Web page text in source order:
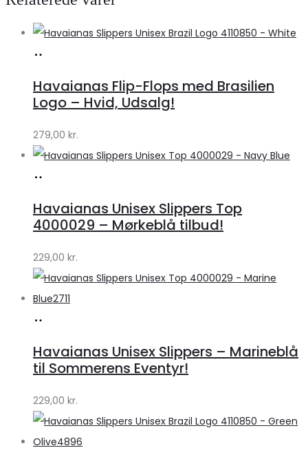
Klædeskabet.dk
Havaianas Flip-Flops med Brasilien
Logo – Hvid, Udsalg!
279,00 kr.
Klædeskabet.dk
Havaianas Unisex Slippers Top
4000029 – Mørkeblå tilbud!
229,00 kr.
Klædeskabet.dk
Havaianas Unisex Slippers – Marineblå
til Sommerens Eventyr!
229,00 kr.